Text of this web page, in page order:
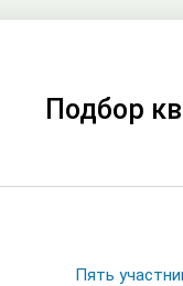
Подбор
Пять